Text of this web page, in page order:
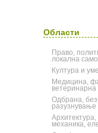
Области
Право,
локална
Култура и
Медицина,
Одбрана,
разузнување
механика,